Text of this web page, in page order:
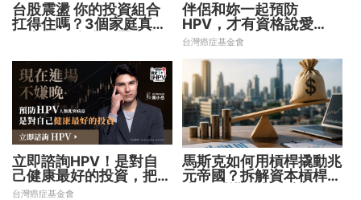
台股震盪 你的投資組合
扛得住嗎？3個家庭真實
伴侶和妳一起預防
HPV，才有資格說愛
妳！
台灣癌症基金會
立即諮詢HPV！是對自
己健康最好的投資，把握
現在不嫌晚！
台灣癌症基金會
馬斯克如何用槓桿撬動兆
元帝國？拆解資本槓桿5